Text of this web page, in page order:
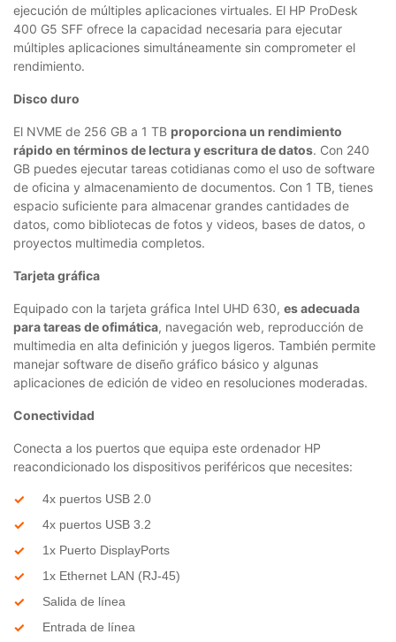
ejecución de múltiples aplicaciones virtuales. El HP ProDesk
400 G5 SFF ofrece la capacidad necesaria para ejecutar
múltiples aplicaciones simultáneamente sin comprometer el
rendimiento.
Disco duro
El NVME de 256 GB a 1 TB proporciona un rendimiento
rápido en términos de lectura y escritura de datos. Con 240
GB puedes ejecutar tareas cotidianas como el uso de software
de oficina y almacenamiento de documentos. Con 1 TB, tienes
espacio suficiente para almacenar grandes cantidades de
datos, como bibliotecas de fotos y videos, bases de datos, o
proyectos multimedia completos.
Tarjeta gráfica
Equipado con la tarjeta gráfica Intel UHD 630, es adecuada
para tareas de ofimática, navegación web, reproducción de
multimedia en alta definición y juegos ligeros. También permite
manejar software de diseño gráfico básico y algunas
aplicaciones de edición de video en resoluciones moderadas.
Conectividad
Conecta a los puertos que equipa este ordenador HP
reacondicionado los dispositivos periféricos que necesites:
4x puertos USB 2.0
4x puertos USB 3.2
1x Puerto DisplayPorts
1x Ethernet LAN (RJ-45)
Salida de línea
Entrada de línea